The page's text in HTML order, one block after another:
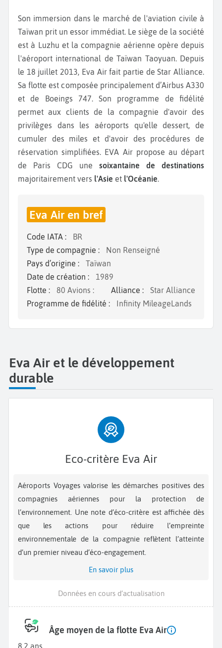
Son immersion dans le marché de l'aviation civile à
Taïwan prit un essor immédiat. Le siège de la société
est à Luzhu et la compagnie aérienne opère depuis
l'aéroport international de Taïwan Taoyuan. Depuis
le 18 juillet 2013, Eva Air fait partie de Star Alliance.
Sa flotte est composée principalement d’Airbus A330
et de Boeings 747. Son programme de fidélité
permet aux clients de la compagnie d'avoir des
privilèges dans les aéroports qu'elle dessert, de
cumuler des miles et d'avoir des procédures de
réservation simplifiées. EVA Air propose au départ
de Paris CDG une soixantaine de destinations
majoritairement vers l'Asie et l'Océanie.
Eva Air en bref
Code IATA :
BR
Type de compagnie :
Non Renseigné
Pays d’origine :
Taïwan
Date de création :
1989
Flotte :
80 Avions : Alliance :
Star Alliance
Programme de fidélité :
Infinity MileageLands
Eva Air et le développement
durable
Eco-critère Eva Air
Aéroports Voyages valorise les démarches positives des
compagnies aériennes pour la protection de
l’environnement. Une note d’éco-critère est affichée dès
que les actions pour réduire l’empreinte
environnementale de la compagnie reflètent l’atteinte
d’un premier niveau d’éco-engagement.
En savoir plus
Données en cours d’actualisation
Âge moyen de la flotte Eva Air